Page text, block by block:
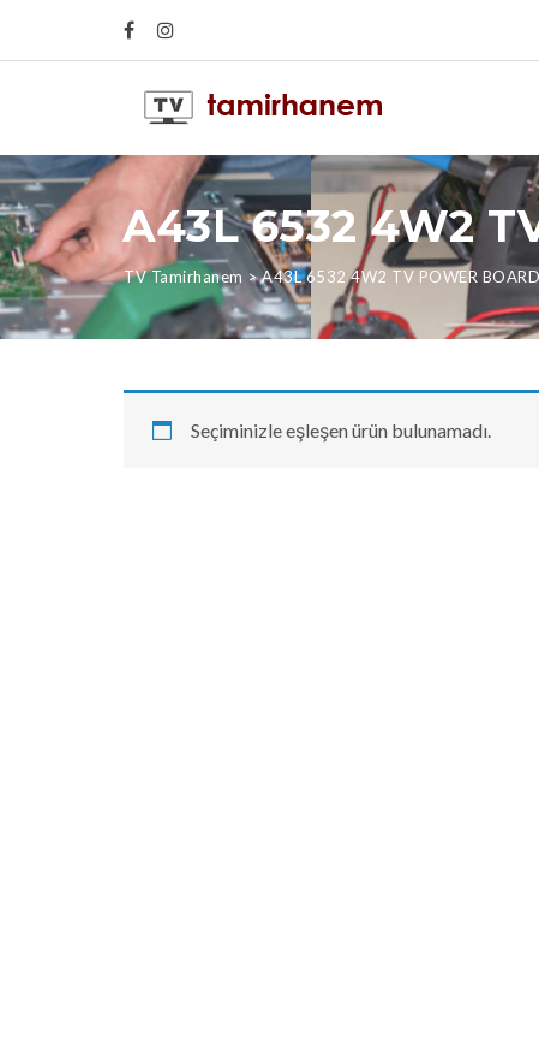
A43L 6532 4W2
TV Tamirhanem >A43L 6532 4W2 TV POWER BOARD
Seçiminizle eşleşen ürün bulunamadı.